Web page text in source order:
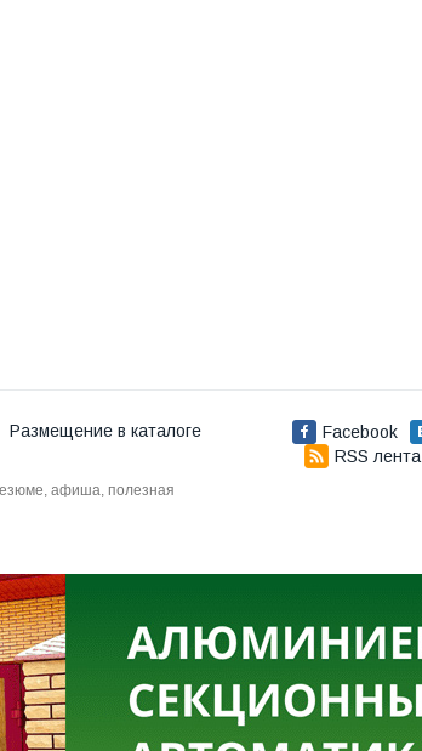
Размещение в каталоге
афиша, полезная
Facebook
RSS лента